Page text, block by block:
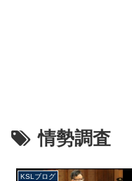
情勢調査
KSLブログ